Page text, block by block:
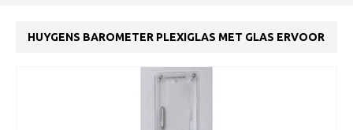
HUYGENS BAROMETER PLEXIGLAS MET GLAS ERVOOR